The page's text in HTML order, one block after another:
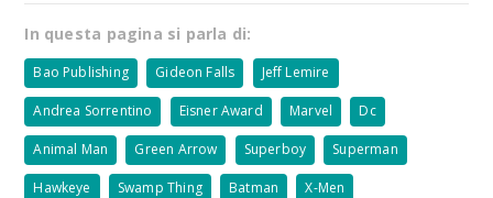
In questa pagina si parla di:
Bao Publishing Gideon Falls Jeff Lemire
Andrea Sorrentino Eisner Award Marvel Dc
Animal Man Green Arrow Superboy Superman
Hawkeye Swamp Thing Batman X-Men